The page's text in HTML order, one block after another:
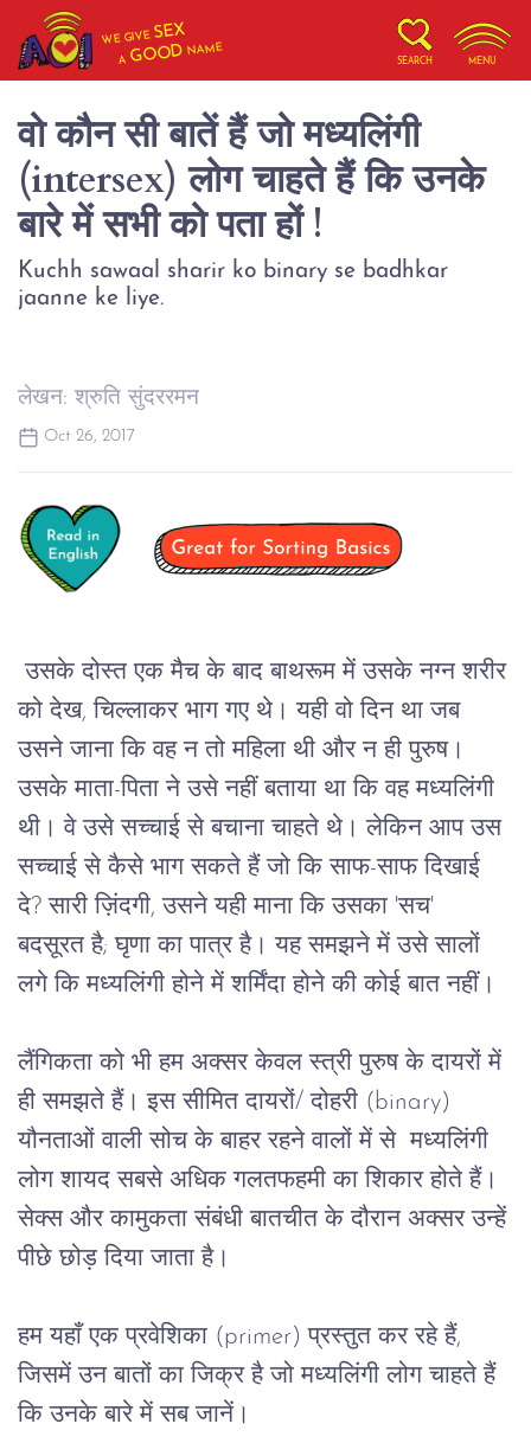
WE GIVESEX
AGOOD NAME
SEARCH MENU
वो कौन सी बातें हैं जो मध्यलिंगी
(intersex) लोग चाहते हैं कि उनके
बारे में सभी को पता हों !
Kuchh sawaal sharir ko binary se badhkar
jaanne ke liye.
लेखन: श्रुति सुंदररमन
Oct 26, 2017
उसके दोस्त एक मैच के बाद बाथरूम में उसके नग्न शरीर
को देख, चिल्लाकर भाग गए थे। यही वो दिन था जब
उसने जाना कि वह न तो महिला थी और न ही पुरुष।
उसके माता-पिता ने उसे नहीं बताया था कि वह मध्यलिंगी
थी। वे उसे सच्चाई से बचाना चाहते थे। लेकिन आप उस
सच्चाई से कैसे भाग सकते हैं जो कि साफ-साफ दिखाई
दे? सारी ज़िंदगी, उसने यही माना कि उसका 'सच'
बदसूरत है; घृणा का पात्र है। यह समझने में उसे सालों
लगे कि मध्यलिंगी होने में शर्मिंदा होने की कोई बात नहीं।
लैंगिकता को भी हम अक्सर केवल स्त्री पुरुष के दायरों में
ही समझते हैं। इस सीमित दायरों/ दोहरी (binary)
यौनताओं वाली सोच के बाहर रहने वालों में से मध्यलिंगी
लोग शायद सबसे अधिक गलतफहमी का शिकार होते हैं।
सेक्स और कामुकता संबंधी बातचीत के दौरान अक्सर उन्हें
पीछे छोड़ दिया जाता है।
हम यहाँ एक प्रवेशिका (primer) प्रस्तुत कर रहे हैं,
जिसमें उन बातों का जिक्र है जो मध्यलिंगी लोग चाहते हैं
कि उनके बारे में सब जानें।